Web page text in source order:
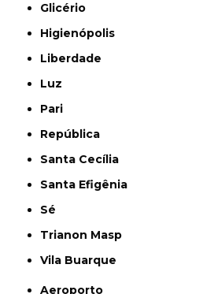
Glicério
Higienópolis
Liberdade
Luz
Pari
República
Santa Cecília
Santa Efigênia
Sé
Trianon Masp
Vila Buarque
Aeroporto